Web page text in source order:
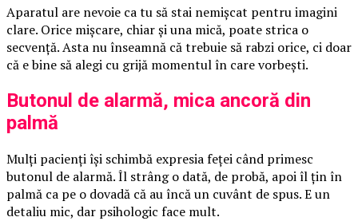
Aparatul are nevoie ca tu să stai nemișcat pentru imagini
clare. Orice mișcare, chiar și una mică, poate strica o
secvență. Asta nu înseamnă că trebuie să rabzi orice, ci doar
că e bine să alegi cu grijă momentul în care vorbești.
Butonul de alarmă, mica ancoră din
palmă
Mulți pacienți își schimbă expresia feței când primesc
butonul de alarmă. Îl strâng o dată, de probă, apoi îl țin în
palmă ca pe o dovadă că au încă un cuvânt de spus. E un
detaliu mic, dar psihologic face mult.